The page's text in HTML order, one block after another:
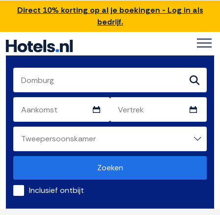
Direct 10% korting op al je boekingen - Log in als
bedrijf.
Zoeken
Inclusief ontbijt